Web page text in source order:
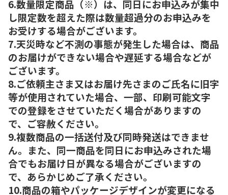
6.数量限定商品（※）は、同日にお申込みが集中
し限定数を超えた際は数量超過分のお申込みを
お受けする場合がございます。
7.天災時など不測の事態が発生した場合は、商品
のお届けができない場合や遅延する場合などが
ございます。
8.ご依頼主さま又はお届け先さまのご氏名に旧字
等が使用されていた場合、一部、印刷可能文字
での登録をさせていただく場合がありますの
で、ご容赦ください。
9.複数商品の一括送付及び同時発送はできませ
ん。また、同一商品を同日にお申込みされた場
合でもお届け日が異なる場合がございますの
で、あらかじめご了承ください。
10.商品の箱やパッケージデザインが変更になる